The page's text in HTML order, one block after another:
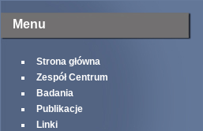
Menu
Strona główna
Zespół Centrum
Badania
Publikacje
Linki